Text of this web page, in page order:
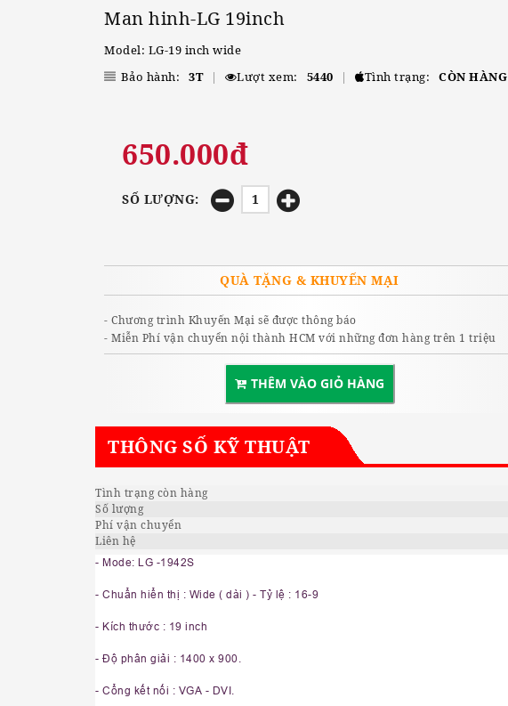
Man hinh-LG 19inch
Model: LG-19 inch wide
Bảo hành:
3T | Lượt xem: 5440 | Tình trạng: CÒN HÀNG
650.000đ
SỐ LƯỢNG:
QUÀ TẶNG & KHUYẾN MẠI
- Chương trình Khuyến Mại sẽ được thông báo
- Miễn Phí vận chuyển nội thành HCM với những đơn hàng trên 1 triệu
THÊM VÀO GIỎ HÀNG
THÔNG SỐ KỸ THUẬT
Tình trạng còn hàng
Số lượng
Phí vận chuyển
Liên hệ
- Mode: LG -1942S
- Chuẩn hiển thị : Wide ( dài ) - Tỷ lệ : 16-9
- Kích thước : 19 inch
- Độ phân giải : 1400 x 900.
- Cổng kết nối : VGA - DVI.